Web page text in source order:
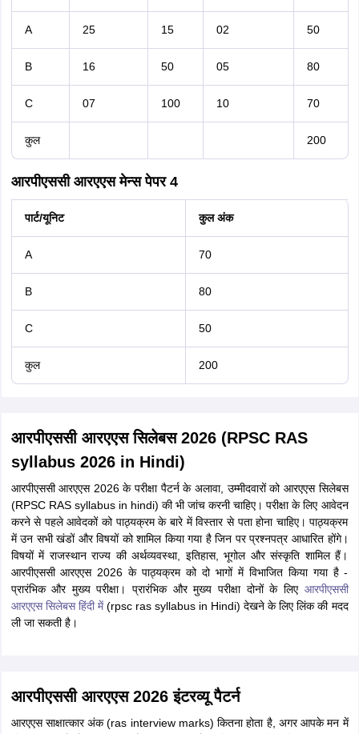
A 25 15 02 50
B 16 50 05 80
C 07 100 10 70
कुल 200
आरपीएससी आरएएस मेन्स पेपर 4
पार्ट/यूनिट कुल अंक
A 70
B 80
C 50
कुल 200
आरपीएससी आरएएस सिलेबस 2026 (RPSC RAS
syllabus 2026 in Hindi)
आरपीएससी आरएएस 2026 के परीक्षा पैटर्न के अलावा, उम्मीदवारों को आरएएस सिलेबस
(RPSC RAS syllabus in hindi) की भी जांच करनी चाहिए। परीक्षा के लिए आवेदन
करने से पहले आवेदकों को पाठ्यक्रम के बारे में विस्तार से पता होना चाहिए। पाठ्यक्रम
में उन सभी खंडों और विषयों को शामिल किया गया है जिन पर प्रश्नपत्र आधारित होंगे।
विषयों में राजस्थान राज्य की अर्थव्यवस्था, इतिहास, भूगोल और संस्कृति शामिल हैं।
आरपीएससी आरएएस 2026 के पाठ्यक्रम को दो भागों में विभाजित किया गया है -
प्रारंभिक और मुख्य परीक्षा। प्रारंभिक और मुख्य परीक्षा दोनों के लिए आरपीएससी
आरएएस सिलेबस हिंदी में(rpsc ras syllabus in Hindi) देखने के लिए लिंक की मदद
ली जा सकती है।
आरपीएससी आरएएस 2026 इंटरव्यू पैटर्न
आरएएस साक्षात्कार अंक (ras interview marks) कितना होता है, अगर आपके मन में